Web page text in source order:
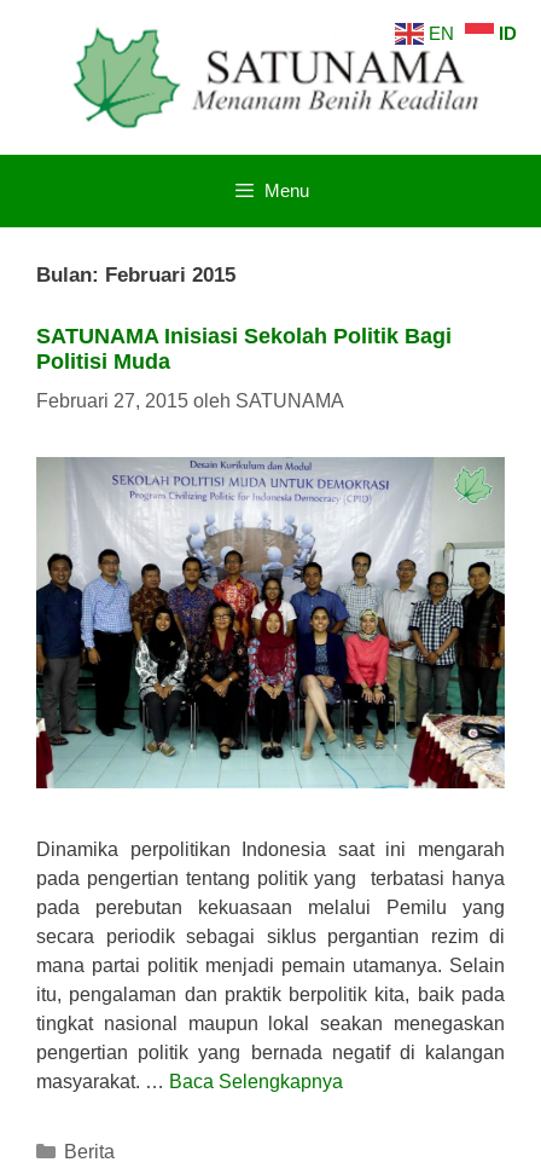
Menu
Bulan: Februari 2015
SATUNAMA Inisiasi Sekolah Politik Bagi
Politisi Muda
Februari 27, 2015 oleh SATUNAMA
Dinamika perpolitikan Indonesia saat ini mengarah
pada pengertian tentang politik yang terbatasi hanya
pada perebutan kekuasaan melalui Pemilu yang
secara periodik sebagai siklus pergantian rezim di
mana partai politik menjadi pemain utamanya. Selain
itu, pengalaman dan praktik berpolitik kita, baik pada
tingkat nasional maupun lokal seakan menegaskan
pengertian politik yang bernada negatif di kalangan
masyarakat. … Baca Selengkapnya
Kategori
Berita
EN ID